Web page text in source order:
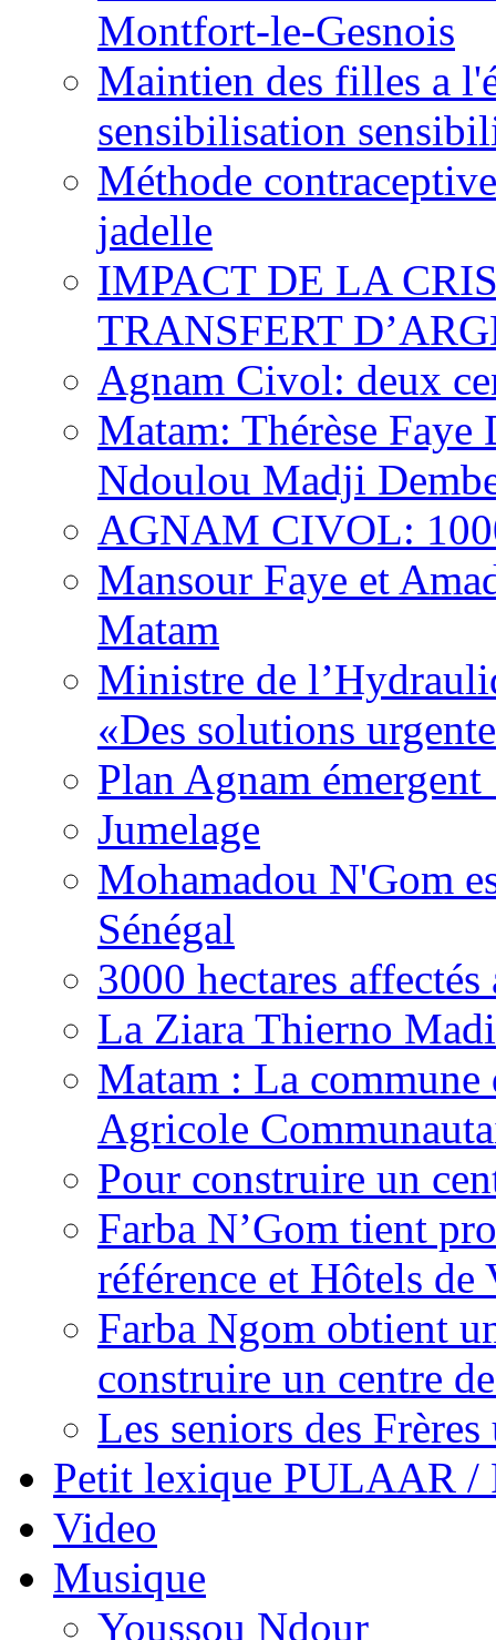
Montfort-le-Gesnois
Maintien des filles a
sensibilisation
Méthode
jadelle
IMPACT DE LA
TRANSFERT
Agnam Civol: deux
Matam: Thérèse
Ndoulou Madji
AGNAM CIVOL:
Mansour Faye et
Matam
Ministre de
«Des solutions
Plan Agnam
Jumelage
Mohamadou N'Gom
Sénégal
3000 hectares
La Ziara Thierno
Matam : La
Agricole
Pour construire un
Farba N’Gom tient
référence et Hôtels
Farba Ngom obtient
construire un centre
Les seniors des Frères
Petit lexique PULAAR
Video
Musique
Youssou Ndour